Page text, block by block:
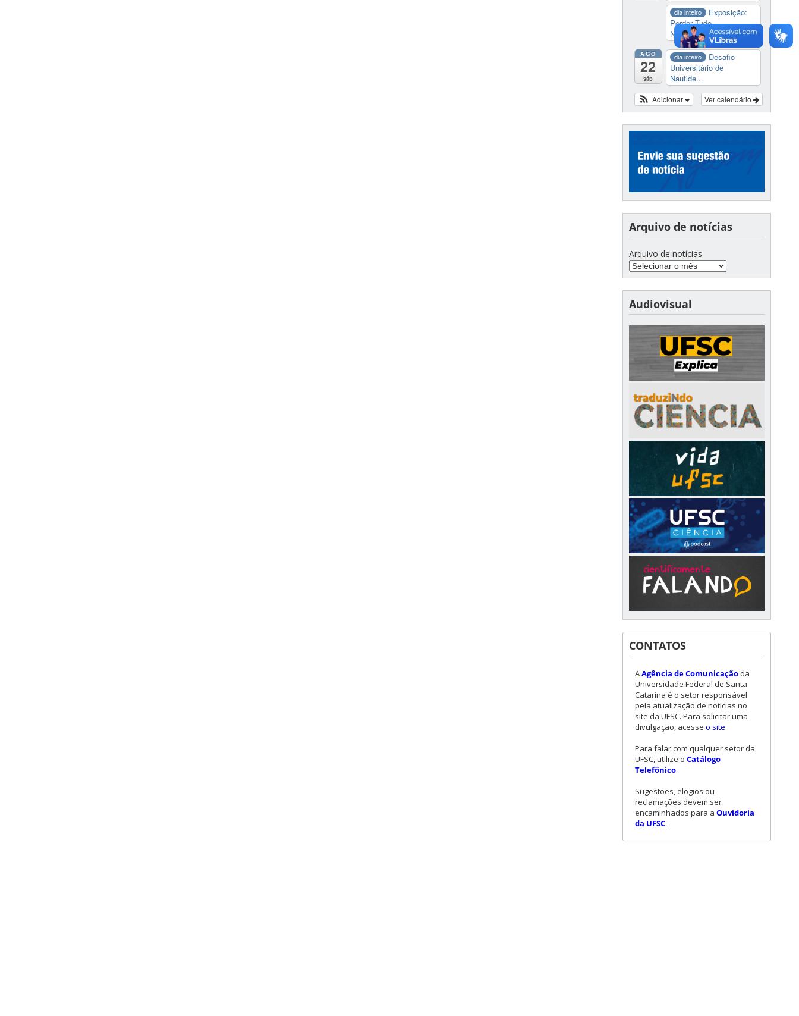
dia inteiro
Exposição:
Perder Tudo.
Novament...
AGO
22
sáb
dia inteiro
Desafio
Universitário de
Nautide...
Ver calendário
Adicionar
Arquivo de notícias
Arquivo de notícias
Audiovisual
CONTATOS
AAgência de Comunicação da
Universidade Federal de Santa
Catarina é o setor responsável
pela atualização de notícias no
site da UFSC. Para solicitar uma
divulgação, acesse o site.
Para falar com qualquer setor da
UFSC, utilize o Catálogo
Telefônico.
Sugestões, elogios ou
reclamações devem ser
encaminhados para a Ouvidoria
da UFSC.